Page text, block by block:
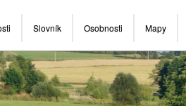
Slovník Osobnosti Mapy